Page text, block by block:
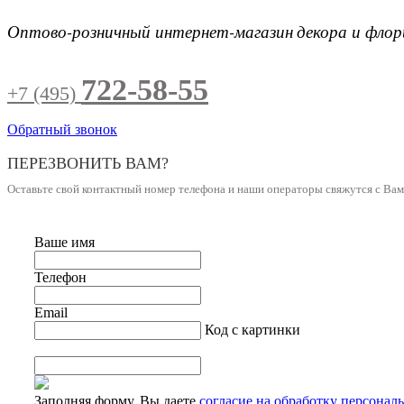
Оптово-розничный интернет-магазиндекора и
+7 (495) 722-58-55
Обратный звонок
ПЕРЕЗВОНИТЬ ВАМ?
Оставьте свой контактный номер телефона и наши операторы свяжутся с
Ваше имя
Телефон
Email
Код с картинки
Заполняя форму, Вы даете согласие на обработку